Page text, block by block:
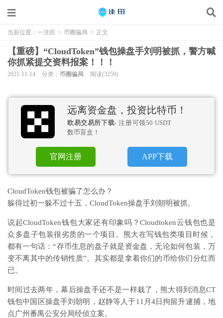
当前位置： 一洼田 > 币圈骗局 > 正文
【重磅】“CloudToken”钱包操盘手刘明被抓，警方喊
你抓紧提交资料报案！！！
2021-11-14 分类： 币圈骗局 阅读(3259)
远离资金盘，投资比特币！
欧易交易所下载- 注册可领50 USDT
数币盲盒！
官网注册 APP下载
CloudToken钱包被骗了怎么办？
躲得过初一躲不过十五，CloudToken操盘手刘朝明被抓。
说起CloudToken钱包大家还有印象吗？Cloudtoken云钱包也是
众多盘子包装很劣质的一个项目。熊大在写钱包类项目时候，
都有一句话：“存币生息的盘子就是资金盘，无论如何包装，万
变不离其中的传销性质”。其实都是拿着你们的币给你们分红而
已。
时间过去两年，幕后操盘手还不是一样栽了，熊大得到消息CT
钱包中国区操盘手刘朝明，赵静等人于11月4日拘留升逮捕，地
点广州番禺公安分局经侦立案。